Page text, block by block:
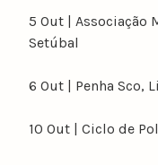
5 Out | Associação
Setúbal
6 Out | Penha Sco,
10 Out | Ciclo de